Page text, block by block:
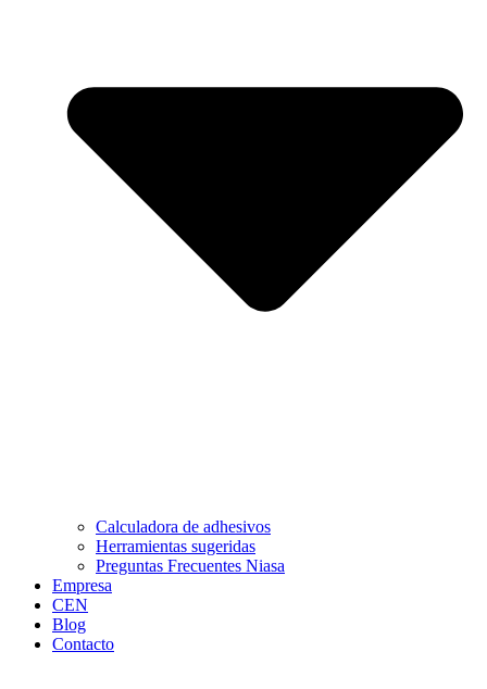
Calculadora de adhesivos
Herramientas sugeridas
Preguntas Frecuentes Niasa
Empresa
CEN
Blog
Contacto